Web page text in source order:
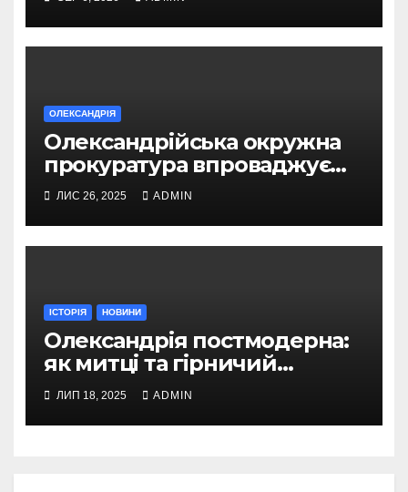
ОЛЕКСАНДРІЯ
Олександрійська окружна
прокуратура впроваджує
безбар’єрний доступ для
громадян
ЛИС 26, 2025 ADMIN
ІСТОРІЯ НОВИНИ
Олександрія постмодерна:
як митці та гірничий
інженер творили нове місто
ЛИП 18, 2025 ADMIN